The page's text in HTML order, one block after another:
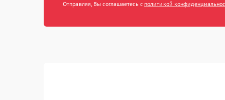
Отправляя, Вы соглашаетесь с политикой